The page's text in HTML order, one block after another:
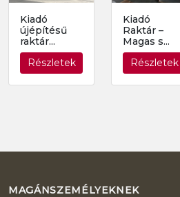
Kiadó
újépítésű
raktár...
Részletek
Kiadó
Raktár –
Magas s...
Részletek
MAGÁNSZEMÉLYEKNEK